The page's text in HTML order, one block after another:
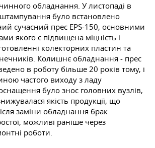
обладнання. У листопаді в
було встановлено
сучасний прес EPS-150, основними
якого є підвищена міцність і
колекторних пластин та
Колишнє обладнання - прес
в роботу більше 20 років тому, і
частого виходу з ладу
було знос головних вузлів,
якість продукції, що
заміни обладнання брак
можливі раніше через
роботи.